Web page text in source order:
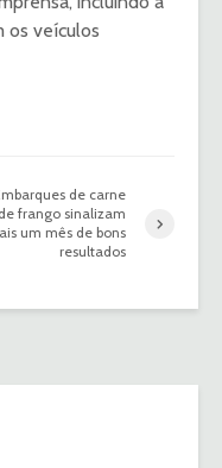
os veículos
de carne
de frango sinalizam
um mês de bons
resultados